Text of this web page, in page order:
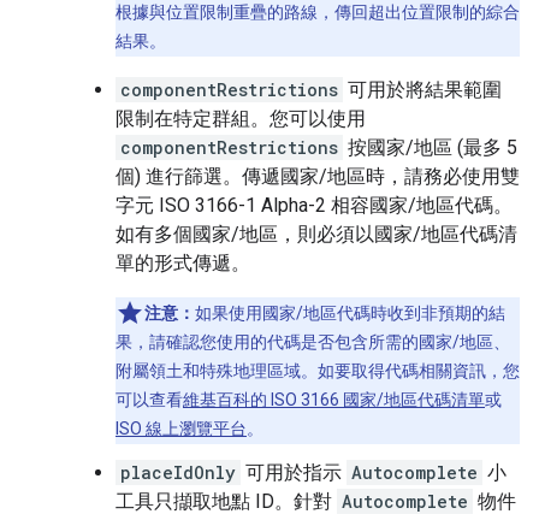
根據與位置限制重疊的路線，傳回超出位置限制的綜合
結果。
componentRestrictions 可用於將結果範圍
限制在特定群組。您可以使用
componentRestrictions 按國家/地區 (最多 5
個) 進行篩選。傳遞國家/地區時，請務必使用雙
字元 ISO 3166-1 Alpha-2 相容國家/地區代碼。
如有多個國家/地區，則必須以國家/地區代碼清
單的形式傳遞。
注意： 如果使用國家/地區代碼時收到非預期的結
果，請確認您使用的代碼是否包含所需的國家/地區、
附屬領土和特殊地理區域。如要取得代碼相關資訊，您
可以查看維基百科的 ISO 3166 國家/地區代碼清單或
ISO 線上瀏覽平台。
placeIdOnly 可用於指示 Autocomplete 小
工具只擷取地點 ID。針對 Autocomplete 物件